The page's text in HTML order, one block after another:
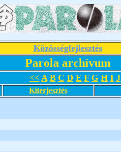
Közösségfejlesztés
Parola archívum
<< A B C D E F G H I J
Kiterjesztés